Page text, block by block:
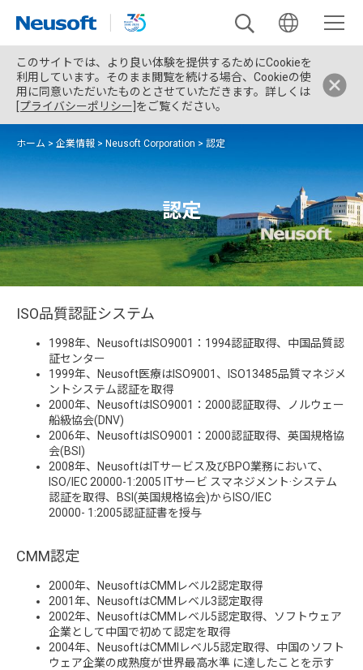
このサイトでは、より良い体験を提供するためにCookieを
利用しています。そのまま閲覧を続ける場合、Cookieの使
用に同意いただいたものとさせていただきます。詳しくは
[プライバシーポリシー] をご覧ください。
ホーム > 企業情報 > Neusoft Corporation > 認定
認定
ISO品質認証システム
1998年、NeusoftはISO9001：1994認証取得、中国品質認
証センター
1999年、Neusoft医療はISO9001、ISO13485品質マネジメ
ントシステム認証を取得
2000年、NeusoftはISO9001：2000認証取得、ノルウェー
船級協会(DNV)
2006年、NeusoftはISO9001：2000認証取得、英国規格協
会(BSI)
2008年、NeusoftはITサービス及びBPO業務において、
ISO/IEC 20000-1:2005 ITサービ スマネジメント·システム
認証を取得、BSI(英国規格協会)からISO/IEC
20000- 1:2005認証証書を授与
CMM認定
2000年、NeusoftはCMMレベル2認定取得
2001年、NeusoftはCMMレベル3認定取得
2002年、NeusoftはCMMレベル5認定取得、ソフトウェア
企業として中国で初めて認定を取得
2004年、NeusoftはCMMIレベル5認定取得、中国のソフト
ウェア企業の成熟度が世界最高水準 に達したことを示す